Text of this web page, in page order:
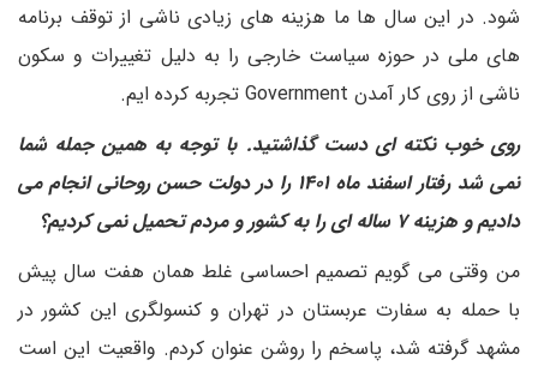
شود. در این سال ها ما هزینه های زیادی ناشی از توقف برنامه
های ملی در حوزه سیاست خارجی را به دلیل تغییرات و سکون
ناشی از روی کار آمدن Government تجربه کرده ایم.
روی خوب نکته ای دست گذاشتید. با توجه به همین جمله شما
نمی شد رفتار اسفند ماه ۱۴۰۱ را در دولت حسن روحانی انجام می
دادیم و هزینه ۷ ساله ای را به کشور و مردم تحمیل نمی کردیم؟
من وقتی می گویم تصمیم احساسی غلط همان هفت سال پیش
با حمله به سفارت عربستان در تهران و کنسولگری این کشور در
مشهد گرفته شد، پاسخم را روشن عنوان کردم. واقعیت این است